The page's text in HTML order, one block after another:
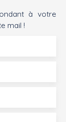
à votre
mail !